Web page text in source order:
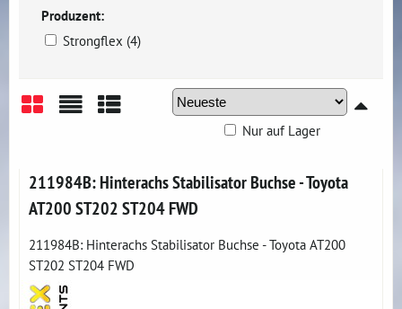
Produzent:
Strongflex (4)
Nur auf Lager
211984B: Hinterachs Stabilisator Buchse - Toyota
AT200 ST202 ST204 FWD
211984B: Hinterachs Stabilisator Buchse - Toyota AT200
ST202 ST204 FWD